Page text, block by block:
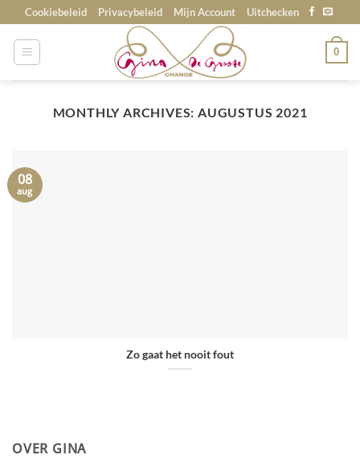
to
content
Cookiebeleid Privacybeleid Mijn Account Uitchecken
0
MONTHLY ARCHIVES: AUGUSTUS 2021
Zo gaat het nooit fout
08
aug
OVER GINA